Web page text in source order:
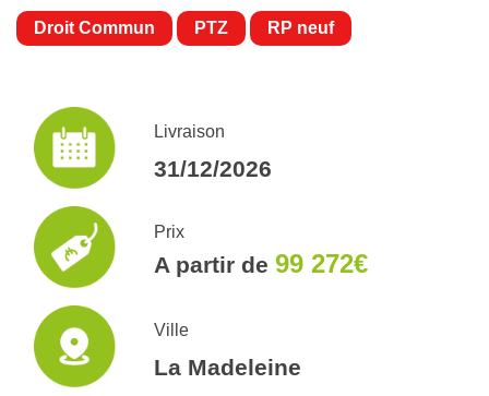
Droit Commun PTZ RP neuf
Livraison
31/12/2026
Prix
A partir de99 272€
Ville
La Madeleine